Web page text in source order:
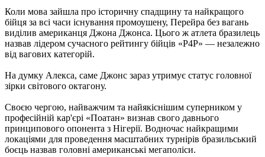
Коли мова зайшла про історичну спадщину та найкращого
бійця за всі часи існування промоушену, Перейра без вагань
виділив американця Джона Джонса. Цього ж атлета бразилець
назвав лідером сучасного рейтингу бійців «P4P» — незалежно
від вагових категорій.
На думку Алекса, саме Джонс зараз утримує статус головної
зірки світового октагону.
Своєю чергою, найважчим та найякіснішим суперником у
професійній кар'єрі «Поатан» визнав свого давнього
принципового опонента з Нігерії. Водночас найкращими
локаціями для проведення масштабних турнірів бразильський
боєць назвав головні американські мегаполіси.